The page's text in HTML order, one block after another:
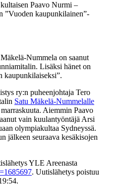
Paavo Nurmi –
”Vuoden kaupunkilainen”-
Nummela on saanut
Lisäksi hänet on
kaupunkilaiseksi”.
ry:n puheenjohtaja Tero
Satu Mäkelä-Nummelalle
Aiemmin Paavo
vain kuulantyöntäjä Arsi
olympiakultaa Sydneyssä.
jälkeen seuraava kesäkisojen
YLE Areenasta
. Uutislähetys poistuu